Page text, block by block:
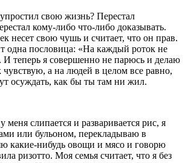
свою жизнь? Перестал
кому-либо что-либо доказывать.
несет свою чушь и считает, что он прав.
одна пословица: «На каждый роток не
И теперь я совершенно не парюсь и делаю
а на людей в целом все равно,
осуждать, как бы ты там ни жил.
меня слипается и разваривается рис, я
или бульоном, перекладываю в
какие-нибудь овощи и мясо и говорю
ризотто. Моя семья считает, что я без